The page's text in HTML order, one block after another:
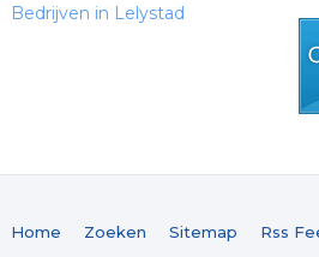
Bedrijven in Lelystad
Home Zoeken Sitemap Rss